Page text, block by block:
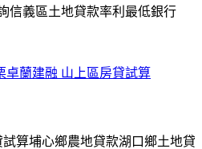
信義區土地貸款率利最低銀行
卓蘭建融 山上區房貸試算
算埔心鄉農地貸款湖口鄉土地貸